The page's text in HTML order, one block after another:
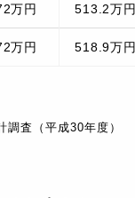
万円 513.2万円
万円 518.9万円
調査（平成30年度）